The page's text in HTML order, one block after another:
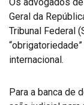
Geral da
Tribunal Federal
internacional.
Para a banca de